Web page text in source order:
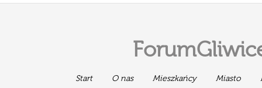
Start O nas Mieszkańcy Miasto